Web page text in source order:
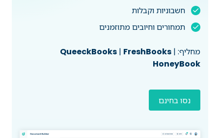
חשבוניות וקבלות
תמחורים וחיובים מתוזמנים
מחליף: QueeckBooks | FreshBooks |
HoneyBook
נסו בחינם